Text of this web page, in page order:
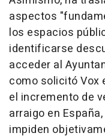
aspectos
los espacios
identificarse
acceder al
como solicitó Vox
el incremento de
arraigo en
impiden